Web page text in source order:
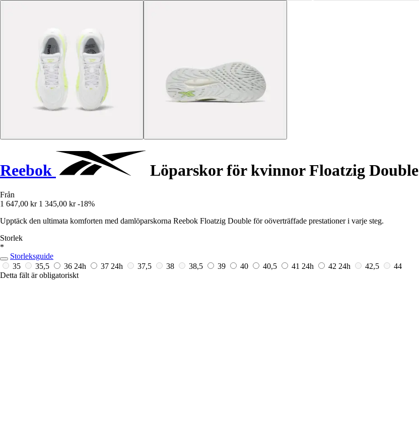
Reebok Löparskor för kvinnor Floatzig Double
Från
1 647,00 kr 1 345,00 kr -18%
Upptäck den ultimata komforten med damlöparskorna Reebok Floatzig Double för oöverträffade prestationer i varje steg.
Storlek
*
Storleksguide
35
35,5 36 24h 37 24h 37,5 38 38,5 39 40 40,5 41 24h 42 24h 42,5
44
Detta fält är obligatoriskt